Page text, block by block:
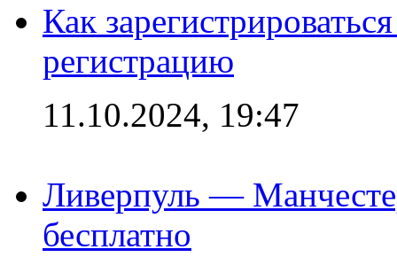
Как
регистрацию
11.10.2024, 19:47
Ливерпуль —
бесплатно